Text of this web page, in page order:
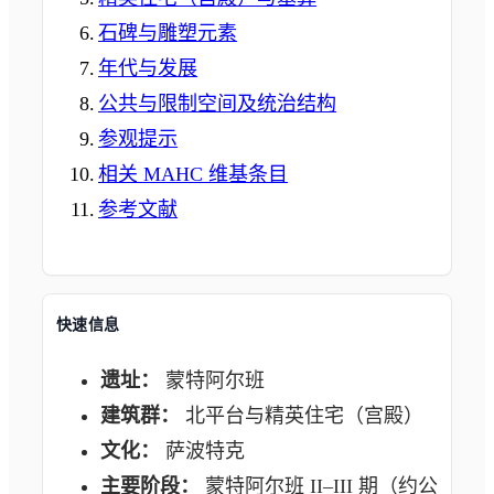
石碑与雕塑元素
年代与发展
公共与限制空间及统治结构
参观提示
相关 MAHC 维基条目
参考文献
快速信息
遗址：
蒙特阿尔班
建筑群：
北平台与精英住宅（宫殿）
文化：
萨波特克
主要阶段：
蒙特阿尔班 II–III 期（约公